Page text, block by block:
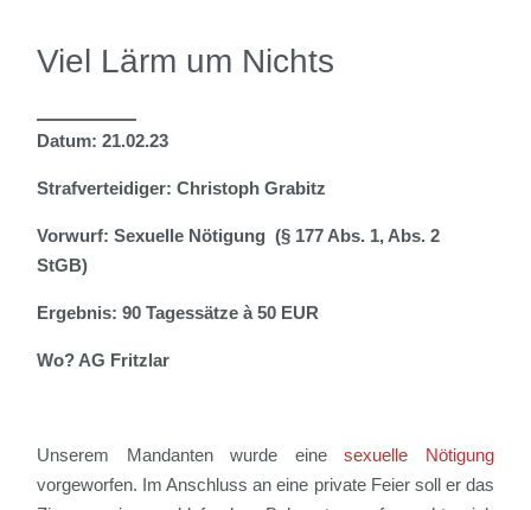
Viel Lärm um Nichts
Datum: 21.02.23
Strafverteidiger: Christoph Grabitz
Vorwurf: Sexuelle Nötigung (§ 177 Abs. 1, Abs. 2
StGB)
Ergebnis: 90 Tagessätze à 50 EUR
Wo? AG Fritzlar
Unserem Mandanten wurde einesexuelle Nötigung
vorgeworfen. Im Anschluss an eine private Feier soll er das